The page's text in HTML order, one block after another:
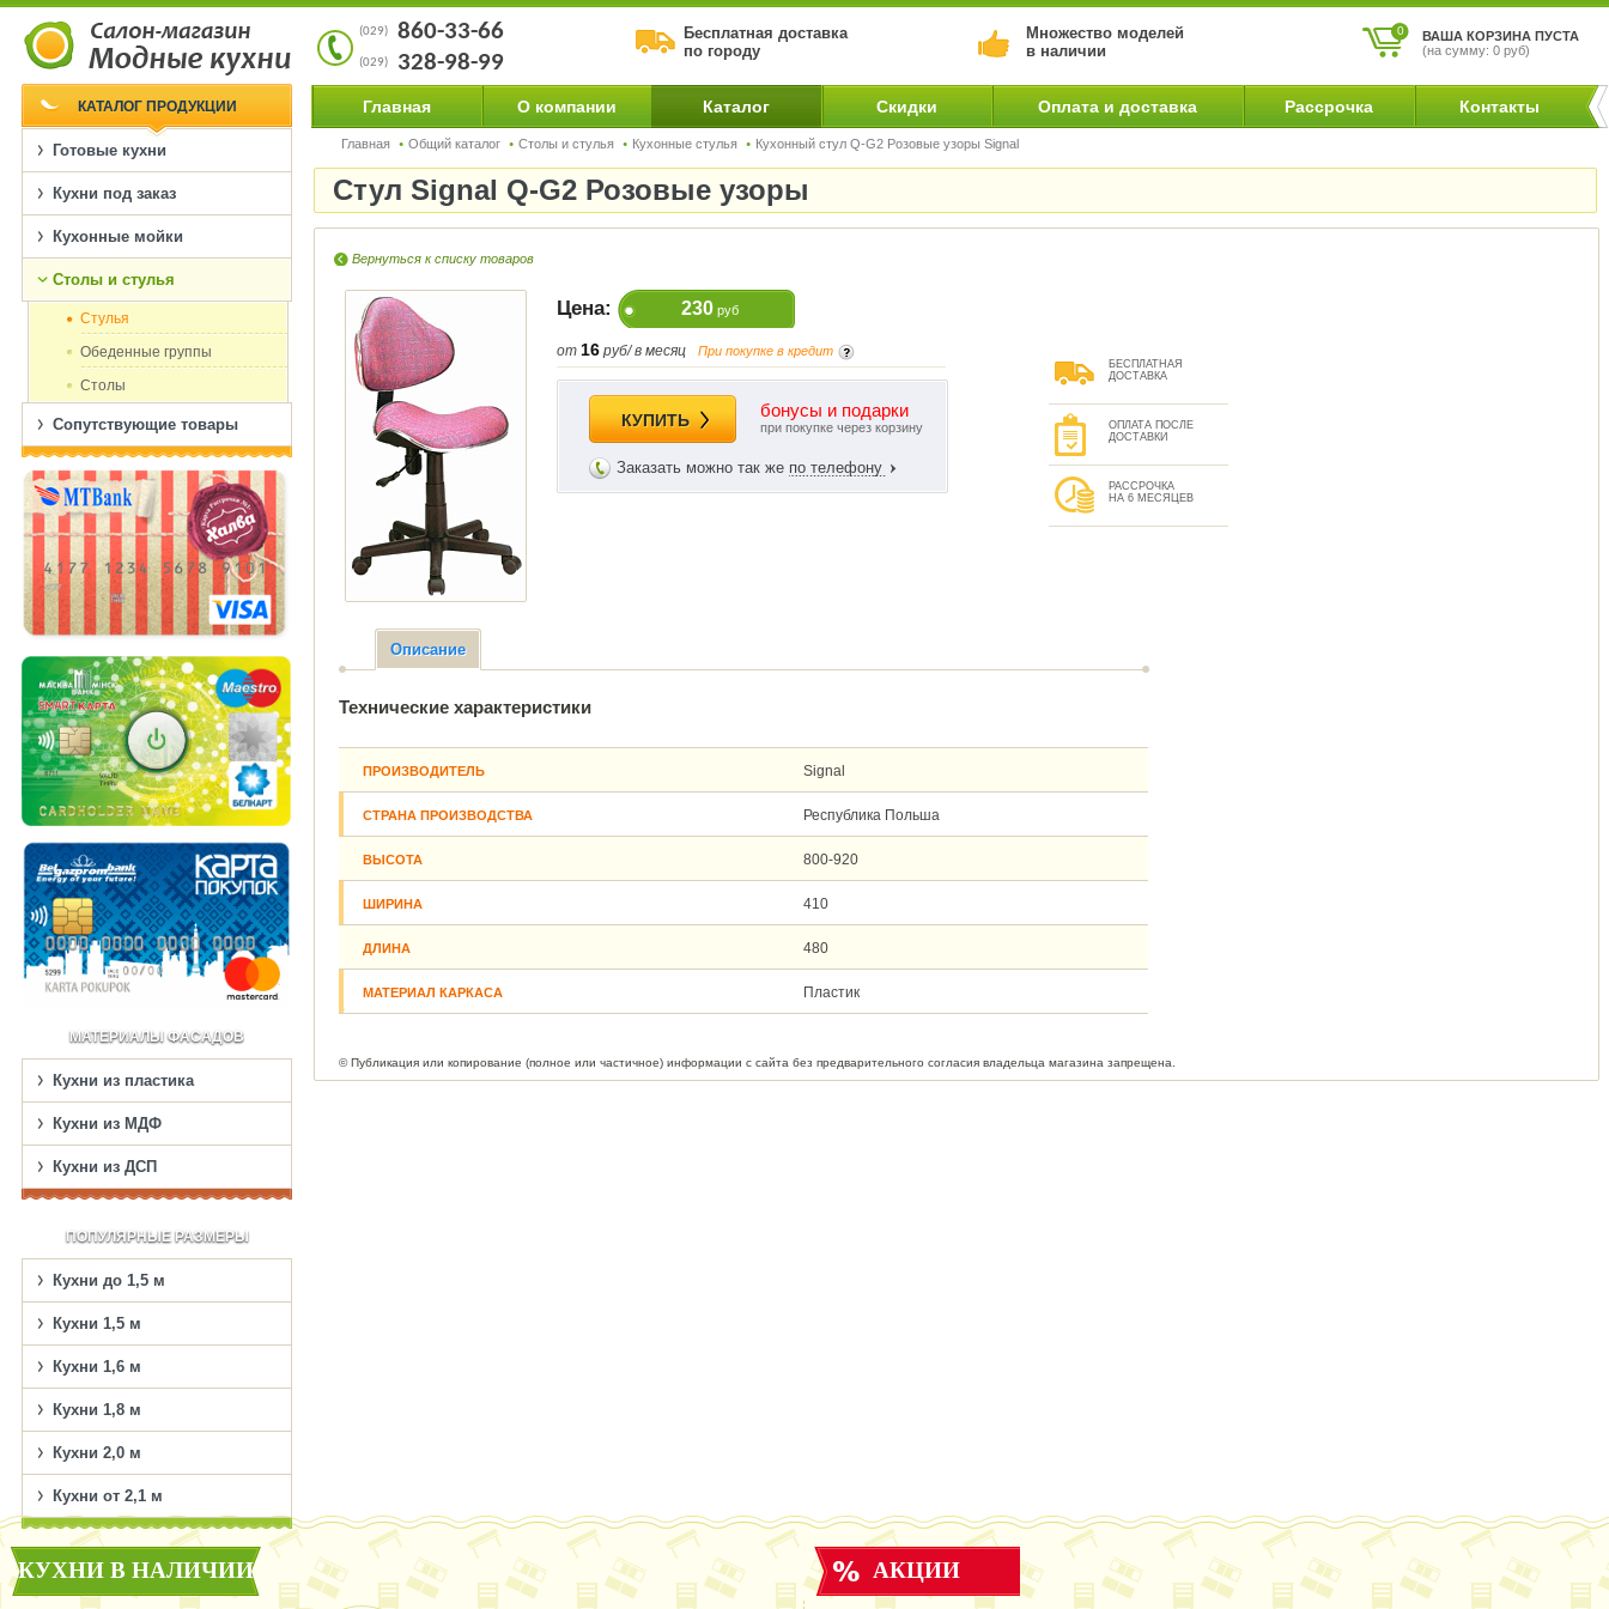
0
ВАША КОРЗИНА ПУСТА
(на сумму: 0 руб)
(029) 860-33-66
(029) 328-98-99
Бесплатная доставка
по городу
Множество моделей
в наличии
Главная О компании Каталог Скидки Оплата и доставка Рассрочка Контакты
Главная Общий каталог Столы и стулья Кухонные стулья Кухонный стул Q-G2 Розовые узоры Signal
Стул Signal Q-G2 Розовые узоры
© Публикация или копирование (полное или частичное) информации с сайта без предварительного согласия владельца магазина запрещена.
Вернуться к списку товаров
Цена: 230руб
от 16 руб/ в месяц При покупке в кредит
КУПИТЬ бонусы и подарки
при покупке через корзину
Заказать можно так же по телефону
БЕСПЛАТНАЯ
ДОСТАВКА
ОПЛАТА ПОСЛЕ
ДОСТАВКИ
РАССРОЧКА
НА 6 МЕСЯЦЕВ
Описание
Технические характеристики
ПРОИЗВОДИТЕЛЬ Signal
СТРАНА ПРОИЗВОДСТВА Республика Польша
ВЫСОТА 800-920
ШИРИНА 410
ДЛИНА 480
МАТЕРИАЛ КАРКАСА Пластик
КАТАЛОГ ПРОДУКЦИИ
Готовые кухни
Кухни под заказ
Кухонные мойки
Столы и стулья
Cтулья
Обеденные группы
Столы
Сопутствующие товары
МАТЕРИАЛЫ ФАСАДОВ
Кухни из пластика
Кухни из МДФ
Кухни из ДСП
ПОПУЛЯРНЫЕ РАЗМЕРЫ
Кухни до 1,5 м
Кухни 1,5 м
Кухни 1,6 м
Кухни 1,8 м
Кухни 2,0 м
Кухни от 2,1 м
КУХНИ В НАЛИЧИИ АКЦИИ